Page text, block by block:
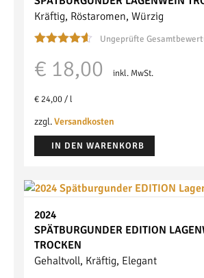
Kräftig, Röstaromen, Würzig
mit4.50
von 5
Ungeprüfte
€ 18,00 inkl. MwSt.
€ 24,00/ l
zzgl.Versandkosten
IN DEN WARENKORB
2024
SPÄTBURGUNDER EDITION
TROCKEN
Gehaltvoll, Kräftig, Elegant